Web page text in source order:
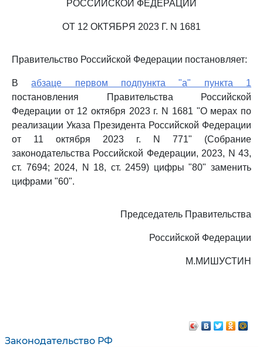
Законодательство РФ
РОССИЙСКОЙ ФЕДЕРАЦИИ
ОТ 12 ОКТЯБРЯ 2023 Г. N 1681
Правительство Российской Федерации постановляет:
Вабзаце первом подпункта "а" пункта 1
постановления Правительства Российской
Федерации от 12 октября 2023 г. N 1681 "О мерах по
реализации Указа Президента Российской Федерации
от 11 октября 2023 г. N 771" (Собрание
законодательства Российской Федерации, 2023, N 43,
ст. 7694; 2024, N 18, ст. 2459) цифры "80" заменить
цифрами "60".
Председатель Правительства
Российской Федерации
М.МИШУСТИН